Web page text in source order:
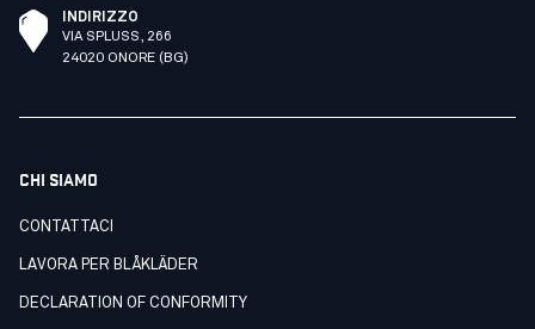
INDIRIZZO
VIA SPLUSS, 266
24020 ONORE (BG)
CHI SIAMO
CONTATTACI
LAVORA PER BLÅKLÄDER
DECLARATION OF CONFORMITY